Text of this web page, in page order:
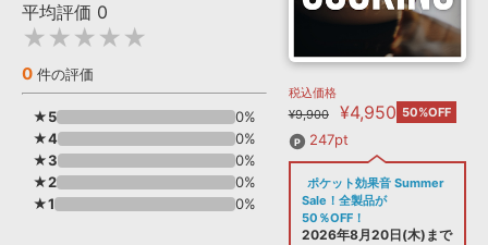
サンプルパック »
ソフトウェア／ツール »
DAW »
ニュースレター »
SONICWIREブログ »
製品サポート情報 »
DTMガイド »
FAQ »
音楽カード
楽曲配信流通
ELECTRONICA
MUTANT
ROUTER.FM
ソフト音源 プラグイン・エフェクト
DAW 効果音
メーカー
ランキング
平均評価 0
★★★★★
0 件の評価
★5
0%
★4
0%
★3
0%
★2
0%
★1
0%
税込価格
¥9,900
¥4,950 50%OFF
247pt
ポケット効果音 Summer
Sale！全製品が
50％OFF！
2026年8月20日(木)まで